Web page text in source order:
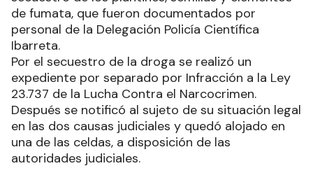
de fumata, que fueron documentados por
personal de la Delegación Policía Científica
Ibarreta.
Por el secuestro de la droga se realizó un
expediente por separado por Infracción a la Ley
23.737 de la Lucha Contra el Narcocrimen.
Después se notificó al sujeto de su situación legal
en las dos causas judiciales y quedó alojado en
una de las celdas, a disposición de las
autoridades judiciales.